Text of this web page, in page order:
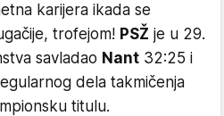
karijera ikada se
trofejom! PSŽ je u 29.
savladao Nant 32:25 i
dela takmičenja
titulu.